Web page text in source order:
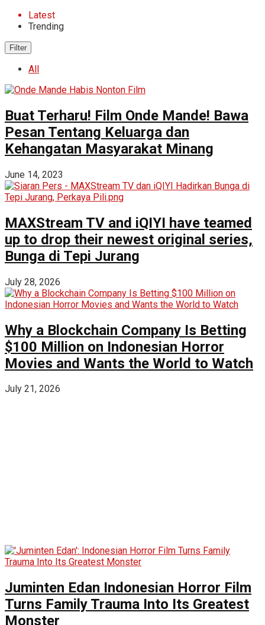
Latest
Trending
Filter
All
Buat Terharu! Film Onde Mande! Bawa
Pesan Tentang Keluarga dan
Kehangatan Masyarakat Minang
June 14, 2023
MAXStream TV and iQIYI have teamed
up to drop their newest original series,
Bunga di Tepi Jurang
July 28, 2026
Why a Blockchain Company Is Betting
$100 Million on Indonesian Horror
Movies and Wants the World to Watch
July 21, 2026
Juminten Edan Indonesian Horror Film
Turns Family Trauma Into Its Greatest
Monster